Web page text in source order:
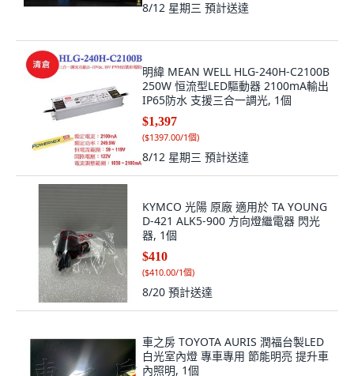
8/12 星期三 預計送達
明緯 MEAN WELL HLG-240H-C2100B
250W 恒流型LED驅動器 2100mA輸出
IP65防水 支援三合一調光, 1個
$1,397
($1397.00/1個)
8/12 星期三 預計送達
KYMCO 光陽 原廠 適用於 TA YOUNG
D-421 ALK5-900 方向燈繼電器 閃光
器, 1個
$410
($410.00/1個)
8/20 預計送達
車之房 TOYOTA AURIS 潤福台製LED
白光室內燈 專車專用 節能明亮 提升車
內照明, 1個